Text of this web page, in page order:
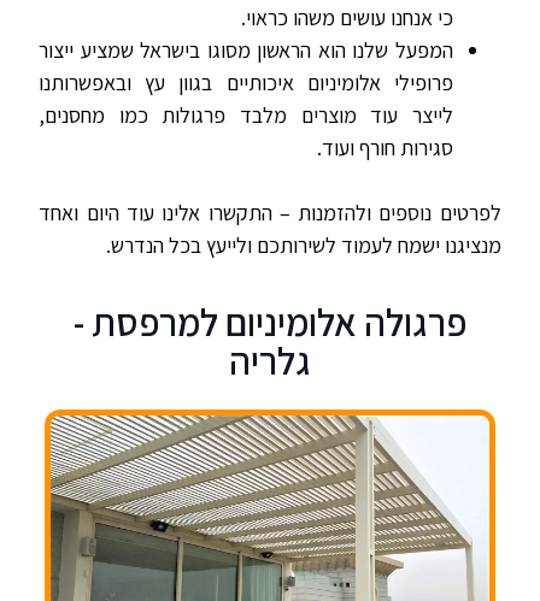
כי אנחנו עושים משהו כראוי.
המפעל שלנו הוא הראשון מסוגו בישראל שמציע ייצור
פרופילי אלומיניום איכותיים בגוון עץ ובאפשרותנו
לייצר עוד מוצרים מלבד פרגולות כמו מחסנים,
סגירות חורף ועוד.
לפרטים נוספים ולהזמנות – התקשרו אלינו עוד היום ואחד
מנציגנו ישמח לעמוד לשירותכם ולייעץ בכל הנדרש.
פרגולה אלומיניום למרפסת -
גלריה